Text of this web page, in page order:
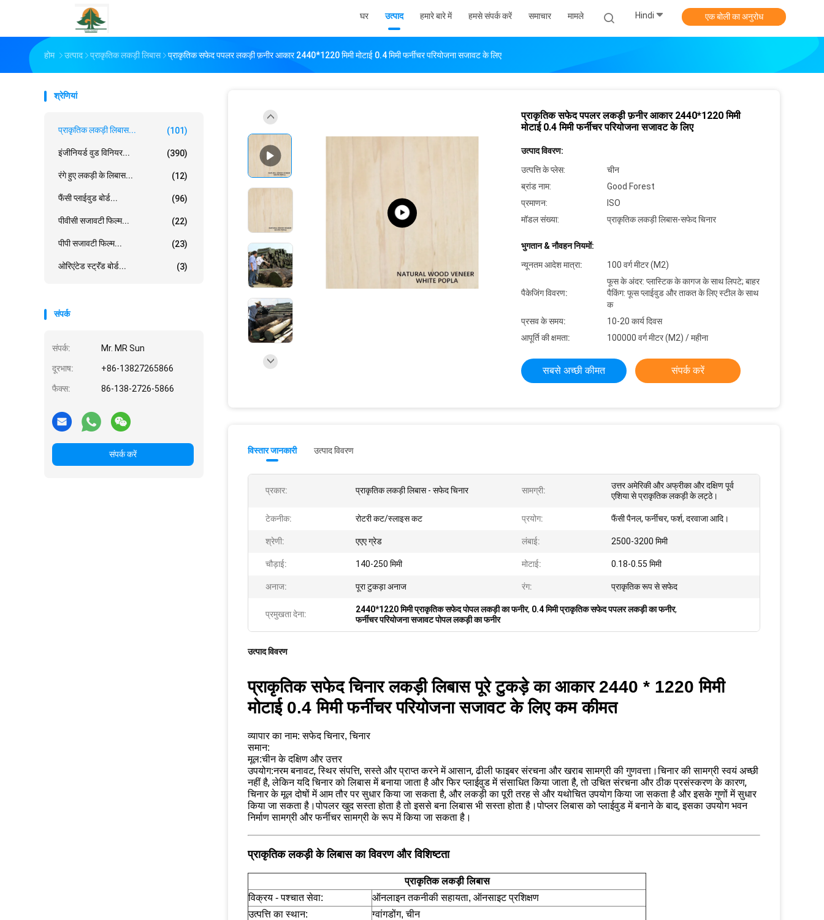
घर उत्पाद हमारे बारे में हमसे संपर्क करें समाचार मामले Hindi एक बोली का अनुरोध
होम उत्पाद प्राकृतिक लकड़ी लिबास प्राकृतिक सफेद पपलर लकड़ी फ़नीर आकार 2440*1220 मिमी मोटाई 0.4 मिमी फर्नीचर परियोजना सजावट के लिए
श्रेणियां
प्राकृतिक लकड़ी लिबास... (101)
इंजीनियर्ड वुड विनियर... (390)
रंगे हुए लकड़ी के लिबास... (12)
फैंसी प्लाईवुड बोर्ड... (96)
पीवीसी सजावटी फिल्म... (22)
पीपी सजावटी फिल्म... (23)
ओरिएंटेड स्ट्रॅंड बोर्ड... (3)
संपर्क
संपर्क: Mr. MR Sun
दूरभाष: +86-13827265866
फैक्स: 86-138-2726-5866
संपर्क करें
प्राकृतिक सफेद पपलर लकड़ी फ़नीर आकार 2440*1220 मिमी
मोटाई 0.4 मिमी फर्नीचर परियोजना सजावट के लिए
उत्पाद विवरण:
उत्पत्ति के प्लेस:
चीन
ब्रांड नाम:
Good Forest
प्रमाणन:
ISO
मॉडल संख्या:
प्राकृतिक लकड़ी लिबास-सफेद चिनार
भुगतान & नौवहन नियमों:
न्यूनतम आदेश मात्रा:
100 वर्ग मीटर (M2)
पैकेजिंग विवरण:
फूस के अंदर: प्लास्टिक के कागज के साथ लिपटे; बाहर
पैकिंग: फूस प्लाईवुड और ताकत के लिए स्टील के साथ
क
प्रसव के समय:
10-20 कार्य दिवस
आपूर्ति की क्षमता:
100000 वर्ग मीटर (M2) / महीना
सबसे अच्छी कीमत संपर्क करें
विस्तार जानकारी उत्पाद विवरण
प्रकार: प्राकृतिक लकड़ी लिबास - सफेद चिनार सामग्री:
उत्तर अमेरिकी और अफ्रीका और दक्षिण पूर्व
एशिया से प्राकृतिक लकड़ी के लट्ठे।
टेकनीक: रोटरी कट/स्लाइस कट प्रयोग: फैंसी पैनल, फर्नीचर, फर्श, दरवाजा आदि।
श्रेणी: एएए ग्रेड लंबाई: 2500-3200 मिमी
चौड़ाई: 140-250 मिमी मोटाई: 0.18-0.55 मिमी
अनाज: पूरा टुकड़ा अनाज रंग: प्राकृतिक रूप से सफेद
प्रमुखता देना: 2440*1220 मिमी प्राकृतिक सफेद पोपल लकड़ी का फनीर, 0.4 मिमी प्राकृतिक सफेद पपलर लकड़ी का फनीर,
फर्नीचर परियोजना सजावट पोपल लकड़ी का फनीर
उत्पाद विवरण
प्राकृतिक सफेद चिनार लकड़ी लिबास पूरे टुकड़े का आकार 2440 * 1220 मिमी
मोटाई 0.4 मिमी फर्नीचर परियोजना सजावट के लिए कम कीमत
व्यापार का नाम: सफेद चिनार, चिनार
समान:
मूल:चीन के दक्षिण और उत्तर
उपयोग:नरम बनावट, स्थिर संपत्ति, सस्ते और प्राप्त करने में आसान, ढीली फाइबर संरचना और खराब सामग्री की गुणवत्ता।चिनार की सामग्री स्वयं अच्छी
नहीं है, लेकिन यदि चिनार को लिबास में बनाया जाता है और फिर प्लाईवुड में संसाधित किया जाता है, तो उचित संरचना और ठीक प्रसंस्करण के कारण,
चिनार के मूल दोषों में आम तौर पर सुधार किया जा सकता है, और लकड़ी का पूरी तरह से और यथोचित उपयोग किया जा सकता है और इसके गुणों में सुधार
किया जा सकता है।पोपलर खुद सस्ता होता है तो इससे बना लिबास भी सस्ता होता है।पोप्लर लिबास को प्लाईवुड में बनाने के बाद, इसका उपयोग भवन
निर्माण सामग्री और फर्नीचर सामग्री के रूप में किया जा सकता है।
प्राकृतिक लकड़ी के लिबास का विवरण और विशिष्टता
प्राकृतिक लकड़ी लिबास
विक्रय - पश्चात सेवा:
ऑनलाइन तकनीकी सहायता, ऑनसाइट प्रशिक्षण
उत्पत्ति का स्थान:
ग्वांगडोंग, चीन